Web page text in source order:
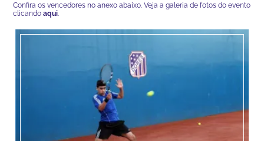
Confira os vencedores no anexo abaixo. Veja a galeria de fotos do evento
clicandoaqui.